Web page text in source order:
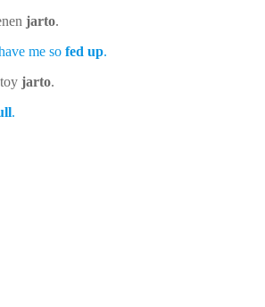
jarto.
me so fed up.
jarto.
.